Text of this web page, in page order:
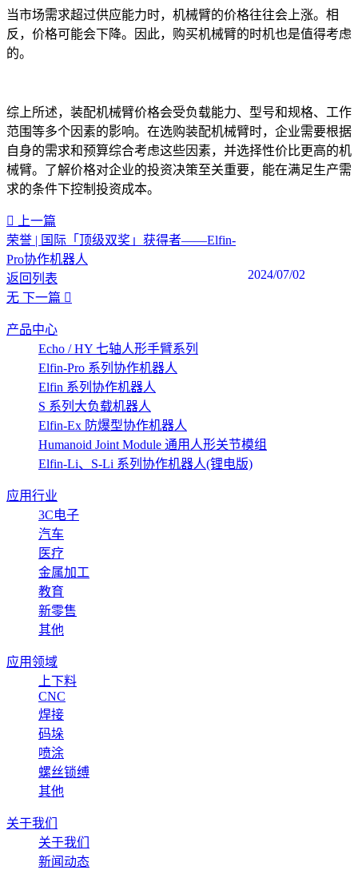
当市场需求超过供应能力时，机械臂的价格往往会上涨。相
反，价格可能会下降。因此，购买机械臂的时机也是值得考虑
的。
综上所述，装配机械臂价格会受负载能力、型号和规格、工作
范围等多个因素的影响。在选购装配机械臂时，企业需要根据
自身的需求和预算综合考虑这些因素，并选择性价比更高的机
械臂。了解价格对企业的投资决策至关重要，能在满足生产需
求的条件下控制投资成本。‍
上一篇
荣誉 | 国际「顶级双奖」获得者——Elfin-
Pro协作机器人
2024/07/02
返回列表
无 下一篇
产品中心
Echo / HY 七轴人形手臂系列
Elfin-Pro 系列协作机器人
Elfin 系列协作机器人
S 系列大负载机器人
Elfin-Ex 防爆型协作机器人
Humanoid Joint Module 通用人形关节模组
Elfin-Li、S-Li 系列协作机器人(锂电版)
应用行业
3C电子
汽车
医疗
金属加工
教育
新零售
其他
应用领域
上下料
CNC
焊接
码垛
喷涂
螺丝锁缚
其他
关于我们
关于我们
新闻动态